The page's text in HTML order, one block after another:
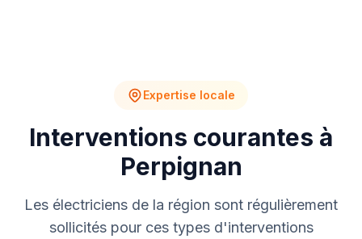
Expertise locale
Interventions courantes à
Perpignan
Les électriciens de la région sont régulièrement
sollicités pour ces types d'interventions